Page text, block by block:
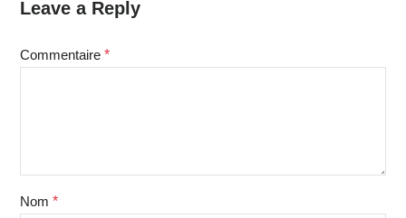
Leave a Reply
Commentaire *
Nom *